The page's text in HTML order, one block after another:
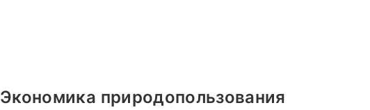
Экономика природопользования